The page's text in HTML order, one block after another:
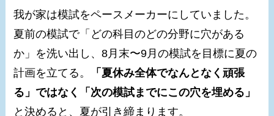
我が家は模試をペースメーカーにしていました。
夏前の模試で「どの科目のどの分野に穴がある
か」を洗い出し、8月末〜9月の模試を目標に夏の
計画を立てる。
「夏休み全体でなんとなく頑張
る」ではなく「次の模試までにこの穴を埋める」
と決めると、夏が引き締まります。